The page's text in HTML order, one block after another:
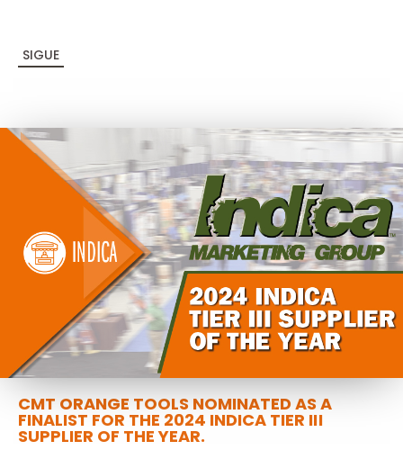
SIGUE
CMT ORANGE TOOLS NOMINATED AS A
FINALIST FOR THE 2024 INDICA TIER III
SUPPLIER OF THE YEAR.